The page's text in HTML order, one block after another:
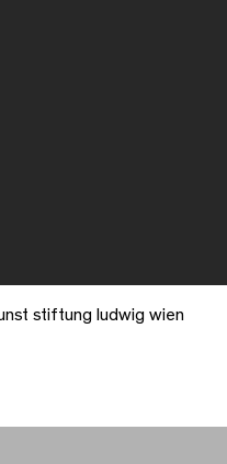
stiftung ludwig wien